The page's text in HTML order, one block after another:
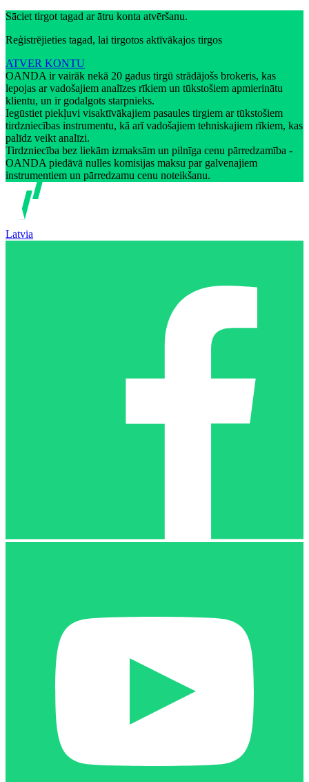
Sāciet tirgot tagad ar ātru konta atvēršanu.
Reģistrējieties tagad, lai tirgotos aktīvākajos tirgos
ATVER KONTU
OANDA ir vairāk nekā 20 gadus tirgū strādājošs brokeris, kas
lepojas ar vadošajiem analīzes rīkiem un tūkstošiem apmierinātu
klientu, un ir godalgots starpnieks.
Iegūstiet piekļuvi visaktīvākajiem pasaules tirgiem ar tūkstošiem
tirdzniecības instrumentu, kā arī vadošajiem tehniskajiem rīkiem, kas
palīdz veikt analīzi.
Tirdzniecība bez liekām izmaksām un pilnīga cenu pārredzamība -
OANDA piedāvā nulles komisijas maksu par galvenajiem
instrumentiem un pārredzamu cenu noteikšanu.
Latvia